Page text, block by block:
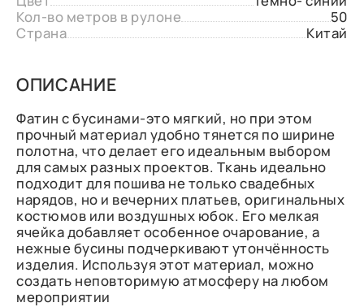
Кол-во метров в рулоне
50
Страна
Китай
ОПИСАНИЕ
Фатин с бусинами-это мягкий, но при этом
прочный материал удобно тянется по ширине
полотна, что делает его идеальным выбором
для самых разных проектов. Ткань идеально
подходит для пошива не только свадебных
нарядов, но и вечерних платьев, оригинальных
костюмов или воздушных юбок. Его мелкая
ячейка добавляет особенное очарование, а
нежные бусины подчеркивают утончённость
изделия. Используя этот материал, можно
создать неповторимую атмосферу на любом
мероприятии